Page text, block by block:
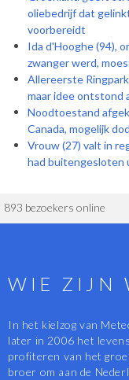
oliebedrijf dat
voorbereidt
Ida d'Hooghe (94),
zwanger werd,
Allereerste
maar idee ontstond
Noodtoestand
Canada, mogelijk
Vrouw (27) valt in
had buitengesloten
893 bezoekers online
WIE ZIJN
In het kielzog van
later in 2006 het
profiteren van het
broer om aan de